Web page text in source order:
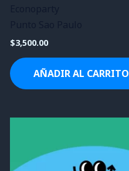
$3,500.00
AÑADIR AL CARRITO